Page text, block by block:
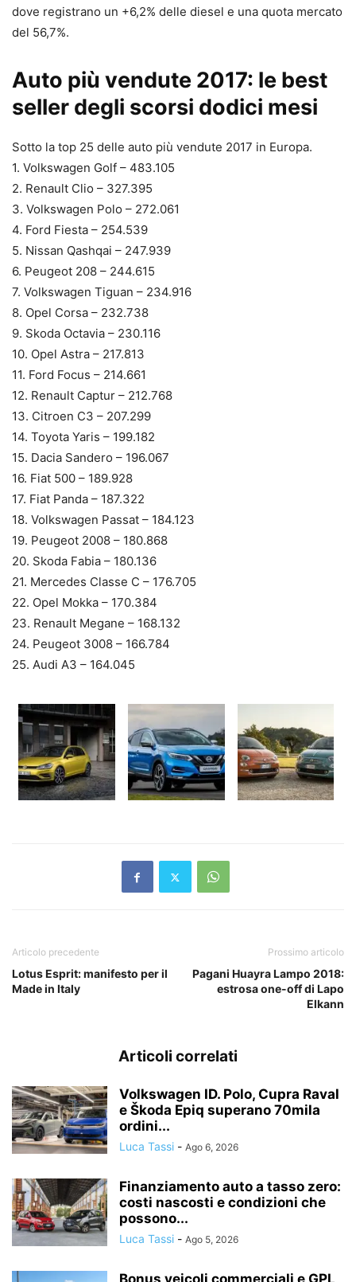
dove registrano un +6,2% delle diesel e una quota mercato
del 56,7%.
Auto più vendute 2017: le best
seller degli scorsi dodici mesi
Sotto la top 25 delle auto più vendute 2017 in Europa.
1. Volkswagen Golf – 483.105
2. Renault Clio – 327.395
3. Volkswagen Polo – 272.061
4. Ford Fiesta – 254.539
5. Nissan Qashqai – 247.939
6. Peugeot 208 – 244.615
7. Volkswagen Tiguan – 234.916
8. Opel Corsa – 232.738
9. Skoda Octavia – 230.116
10. Opel Astra – 217.813
11. Ford Focus – 214.661
12. Renault Captur – 212.768
13. Citroen C3 – 207.299
14. Toyota Yaris – 199.182
15. Dacia Sandero – 196.067
16. Fiat 500 – 189.928
17. Fiat Panda – 187.322
18. Volkswagen Passat – 184.123
19. Peugeot 2008 – 180.868
20. Skoda Fabia – 180.136
21. Mercedes Classe C – 176.705
22. Opel Mokka – 170.384
23. Renault Megane – 168.132
24. Peugeot 3008 – 166.784
25. Audi A3 – 164.045
Articolo precedente
Lotus Esprit: manifesto per il
Made in Italy
Prossimo articolo
Pagani Huayra Lampo 2018:
estrosa one-off di Lapo
Elkann
Articoli correlati
Volkswagen ID. Polo, Cupra Raval
e Škoda Epiq superano 70mila
ordini...
Luca Tassi - Ago 6, 2026
Finanziamento auto a tasso zero:
costi nascosti e condizioni che
possono...
Luca Tassi - Ago 5, 2026